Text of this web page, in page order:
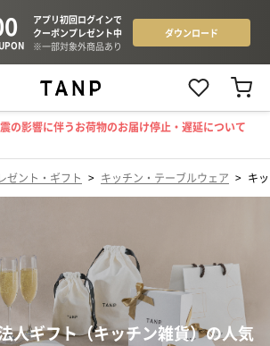
の影響に伴うお荷物のお届け停止・遅延について
ゼント・ギフト > キッチン・テーブルウェア > キ
人ギフト（キッチン雑貨）の人気